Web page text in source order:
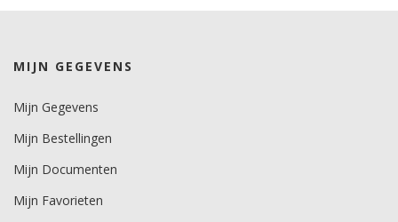
Maximale krimp (mm)
10.
Temperatuurbereik (°C)
-40 tot +90.
MIJN GEGEVENS
Mijn Gegevens
Mijn Bestellingen
Mijn Documenten
Mijn Favorieten